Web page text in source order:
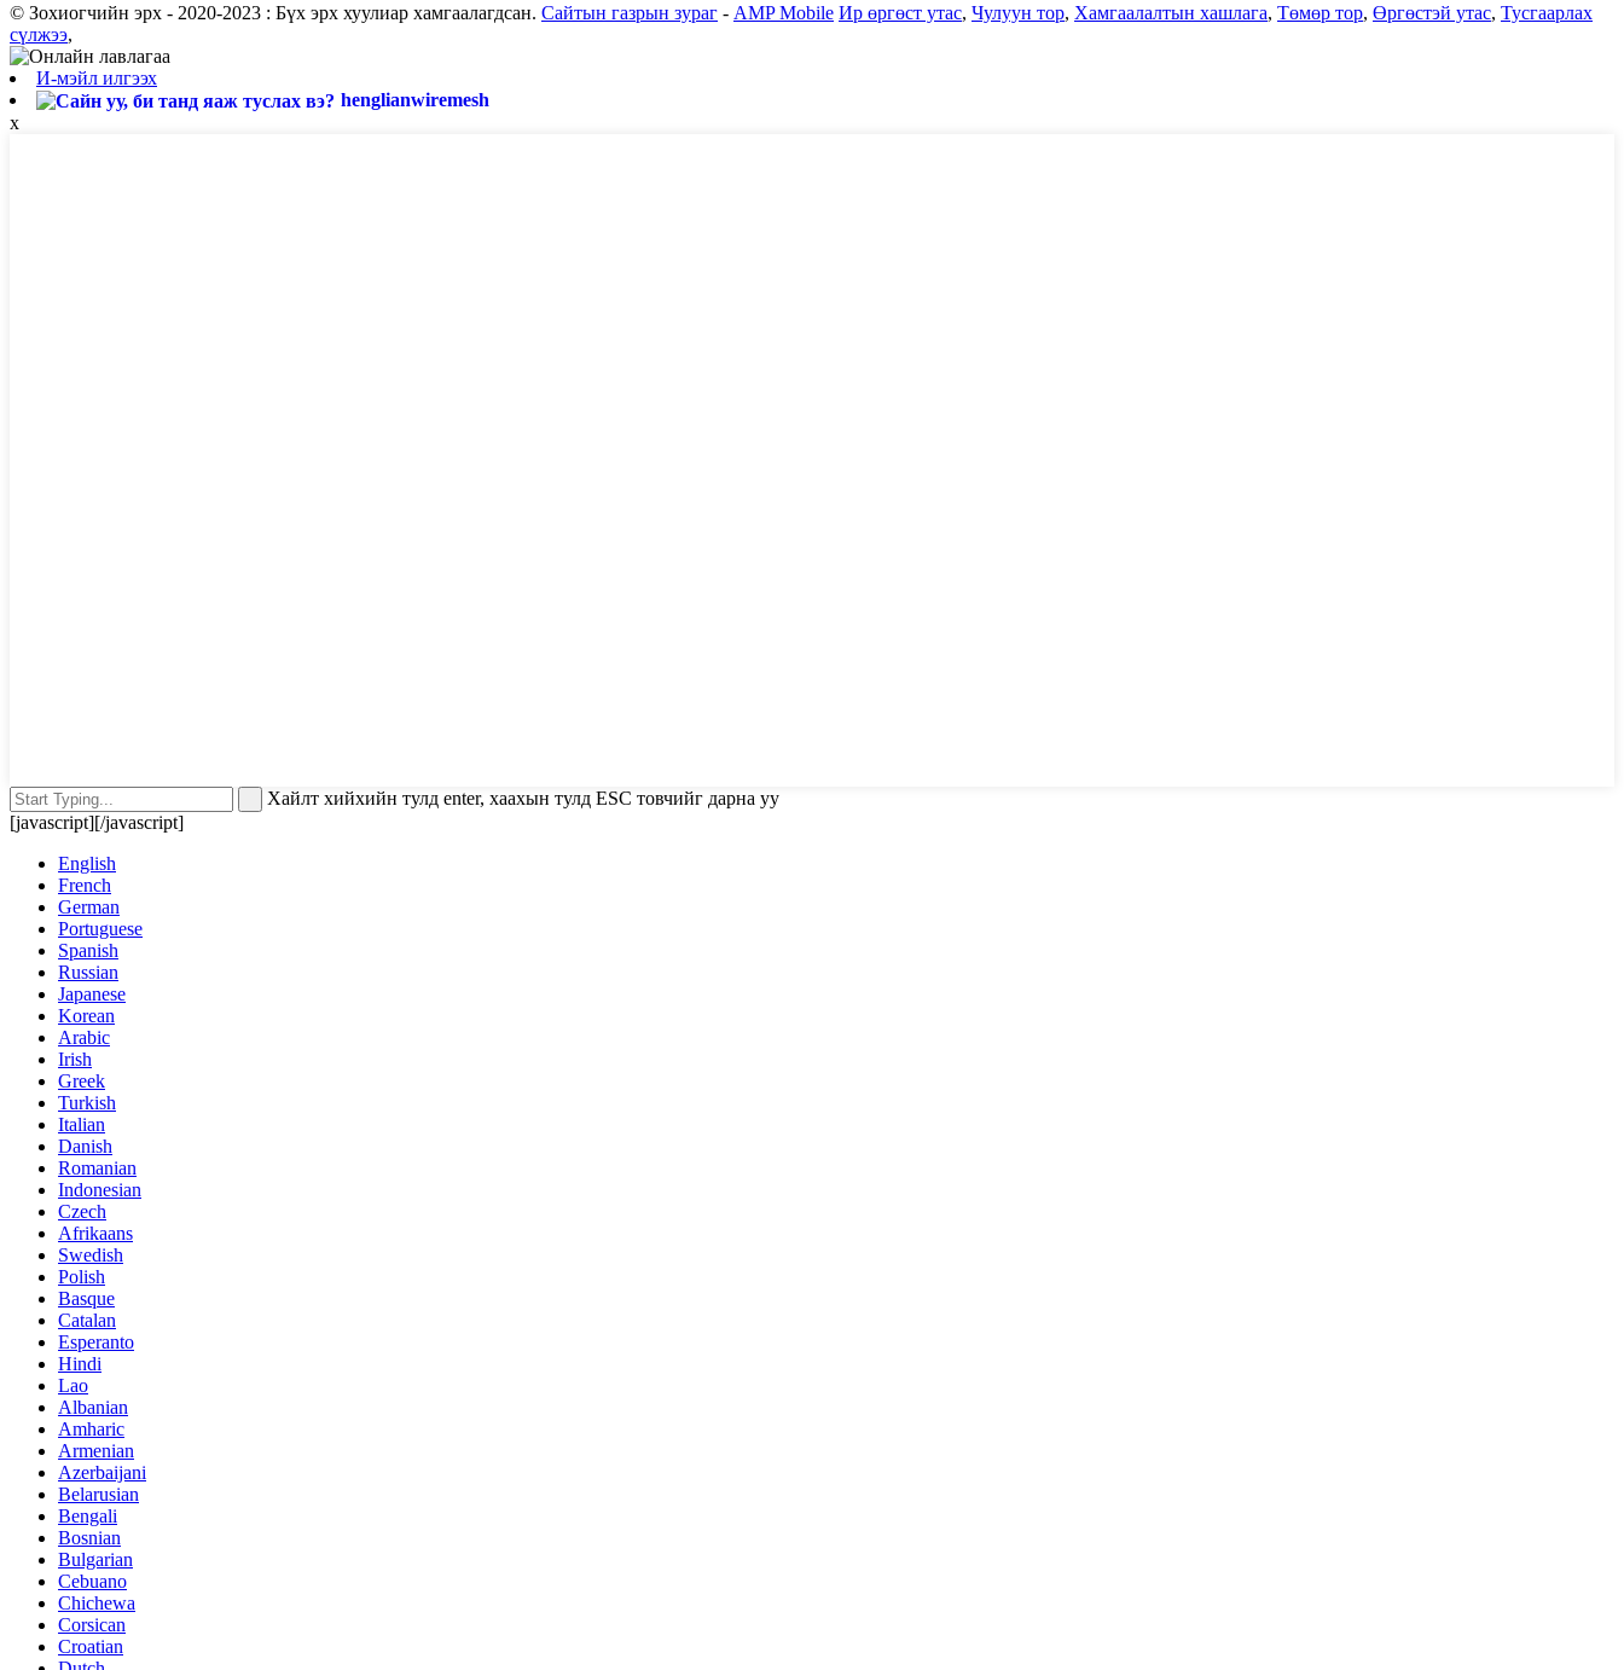
© Зохиогчийн эрх - 2020-2023 : Бүх эрх хуулиар хамгаалагдсан. Сайтын газрын зураг - AMP Mobile Ир өргөст утас, Чулуун тор, Хамгаалалтын хашлага, Төмөр тор, Өргөстэй утас, Тусгаарлах
сүлжээ,
И-мэйл илгээх
henglianwiremesh
x
Хайлт хийхийн тулд enter, хаахын тулд ESC товчийг дарна уу
[javascript][/javascript]
English
French
German
Portuguese
Spanish
Russian
Japanese
Korean
Arabic
Irish
Greek
Turkish
Italian
Danish
Romanian
Indonesian
Czech
Afrikaans
Swedish
Polish
Basque
Catalan
Esperanto
Hindi
Lao
Albanian
Amharic
Armenian
Azerbaijani
Belarusian
Bengali
Bosnian
Bulgarian
Cebuano
Chichewa
Corsican
Croatian